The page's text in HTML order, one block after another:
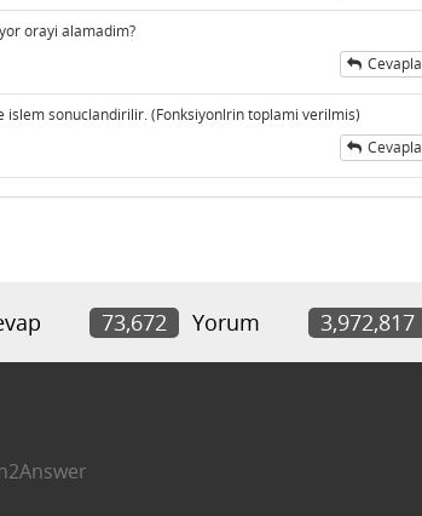
orayi alamadim?
Cevapla
sonuclandirilir. (Fonksiyonlrin toplami verilmis)
Cevapla
73,672 Yorum 3,972,817